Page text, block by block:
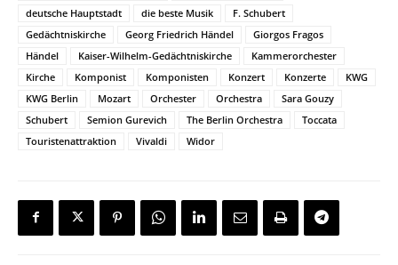
deutsche Hauptstadt
die beste Musik
F. Schubert
Gedächtniskirche
Georg Friedrich Händel
Giorgos Fragos
Händel
Kaiser-Wilhelm-Gedächtniskirche
Kammerorchester
Kirche
Komponist Komponisten Konzert Konzerte
KWG
KWG Berlin
Mozart Orchester Orchestra
Sara Gouzy
Schubert
Semion Gurevich The Berlin Orchestra
Toccata
Touristenattraktion
Vivaldi Widor